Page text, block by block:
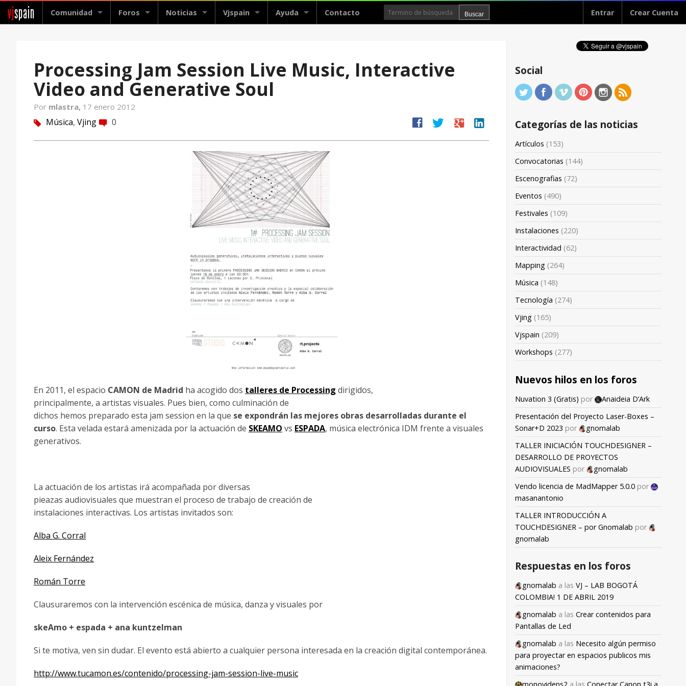
vjspain Comunidad Foros Noticias Vjspain Ayuda Contacto Entrar Crear Cuenta
Processing Jam Session Live Music, Interactive
Video and Generative Soul
Por mlastra, 17 enero 2012
tag Música, Vjing comment 0 facebook twitter google linkedin
En 2011, el espacio CAMON de Madrid ha acogido dos talleres de Processing dirigidos,
principalmente, a artistas visuales. Pues bien, como culminación de
dichos hemos preparado esta jam session en la que se expondrán las mejores obras desarrolladas durante el
curso. Esta velada estará amenizada por la actuación de SKEAMO vs ESPADA, música electrónica IDM frente a visuales
generativos.
La actuación de los artistas irá acompañada por diversas
pieazas audiovisuales que muestran el proceso de trabajo de creación de
instalaciones interactivas. Los artistas invitados son:
Alba G. Corral
Aleix Fernández
Román Torre
Clausuraremos con la intervención escénica de música, danza y visuales por
skeAmo + espada + ana kuntzelman
Si te motiva, ven sin dudar. El evento está abierto a cualquier persona interesada en la creación digital contemporánea.
http://www.tucamon.es/contenido/processing-jam-session-live-music
Social
Categorías de las noticias
Artículos (153)
Convocatorias (144)
Escenografias (72)
Eventos (490)
Festivales (109)
Instalaciones (220)
Interactividad (62)
Mapping (264)
Música (148)
Tecnología (274)
Vjing (165)
Vjspain (209)
Workshops (277)
Nuevos hilos en los foros
Nuvation 3 (Gratis) por
Anaideia D’Ark
Presentación del Proyecto Laser-Boxes –
Sonar+D 2023 por
gnomalab
TALLER INICIACIÓN TOUCHDESIGNER –
DESARROLLO DE PROYECTOS
AUDIOVISUALES por
gnomalab
Vendo licencia de MadMapper 5.0.0 por
masanantonio
TALLER INTRODUCCIÓN A
TOUCHDESIGNER – por Gnomalab por
gnomalab
Respuestas en los foros
gnomalab a las VJ – LAB BOGOTÁ
COLOMBIA! 1 DE ABRIL 2019
gnomalab a las Crear contenidos para
Pantallas de Led
gnomalab a las Necesito algún permiso
para proyectar en espacios publicos mis
animaciones?